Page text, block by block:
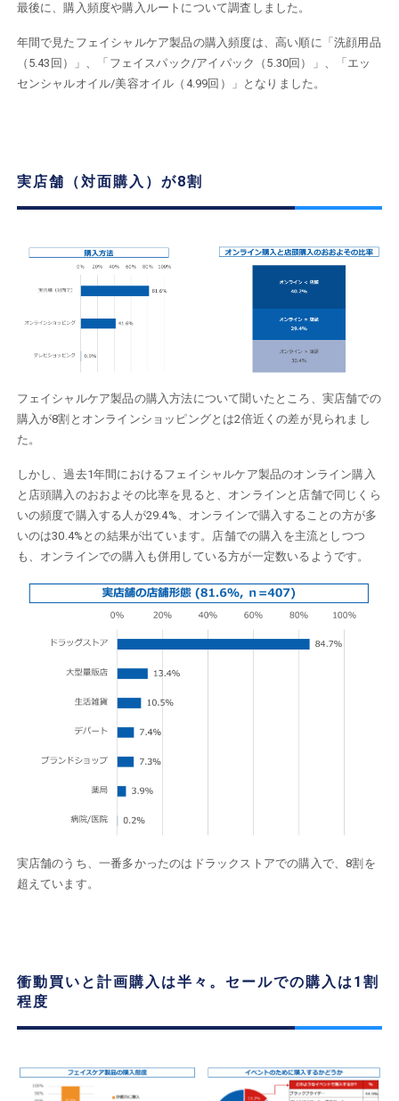
最後に、購入頻度や購入ルートについて調査しました。
年間で見たフェイシャルケア製品の購入頻度は、高い順に「洗顔用品
（5.43回）」、「フェイスパック/アイパック（5.30回）」、「エッ
センシャルオイル/美容オイル（4.99回）」となりました。
実店舗（対面購入）が8割
フェイシャルケア製品の購入方法について聞いたところ、実店舗での
購入が8割とオンラインショッピングとは2倍近くの差が見られまし
た。
しかし、過去1年間におけるフェイシャルケア製品のオンライン購入
と店頭購入のおおよその比率を見ると、オンラインと店舗で同じくら
いの頻度で購入する人が29.4%、オンラインで購入することの方が多
いのは30.4%との結果が出ています。店舗での購入を主流としつつ
も、オンラインでの購入も併用している方が一定数いるようです。
実店舗のうち、一番多かったのはドラックストアでの購入で、8割を
超えています。
衝動買いと計画購入は半々。セールでの購入は1割
程度